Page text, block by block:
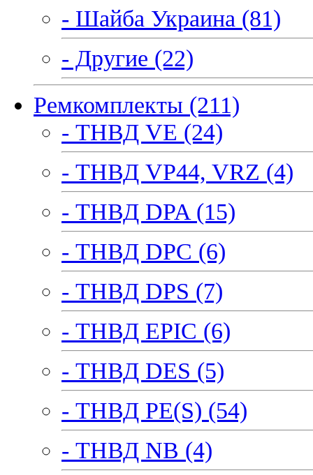
- Шайба Украина (81)
- Другие (22)
Ремкомплекты (211)
- ТНВД VE (24)
- ТНВД VP44, VRZ (4)
- ТНВД DPA (15)
- ТНВД DPC (6)
- ТНВД DPS (7)
- ТНВД EPIC (6)
- ТНВД DES (5)
- ТНВД PE(S) (54)
- ТНВД NB (4)